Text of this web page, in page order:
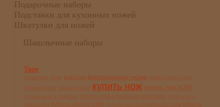
Подарочные наборы
Подставки для кухонных ножей
Шкатулки для ножей
Шашлычные наборы
Теги
ворсма ворсменские ножи
купить нож купить нож s390